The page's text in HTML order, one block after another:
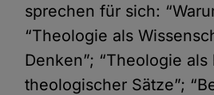
sprechen für sich:
“Theologie als
Denken”; “Theologie
theologischer Sätze”;